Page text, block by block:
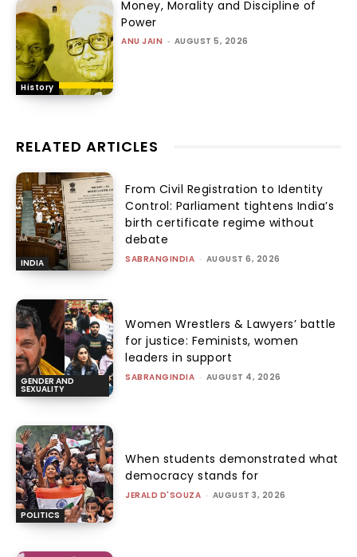
History
Money, Morality and Discipline of
Power
ANU JAIN - AUGUST 5, 2026
RELATED ARTICLES
INDIA
From Civil Registration to Identity
Control: Parliament tightens India’s
birth certificate regime without
debate
SABRANGINDIA - AUGUST 6, 2026
GENDER AND
SEXUALITY
Women Wrestlers & Lawyers’ battle
for justice: Feminists, women
leaders in support
SABRANGINDIA - AUGUST 4, 2026
POLITICS
When students demonstrated what
democracy stands for
JERALD D'SOUZA - AUGUST 3, 2026